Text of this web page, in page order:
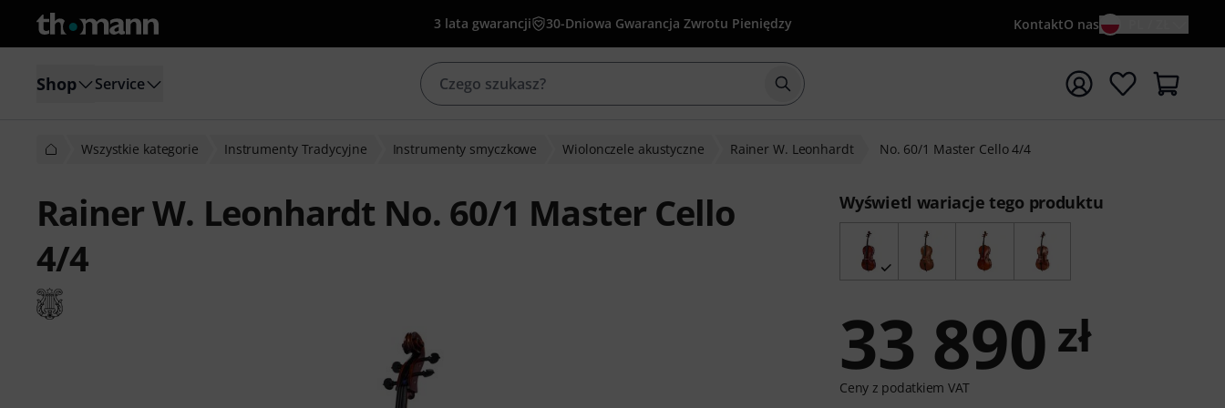
3 lata gwarancji 30-Dniowa Gwarancja Zwrotu Pieniędzy KontaktO nas
Shop Service Rozpocznij wyszukiwanie od słowa kluczowego {searchTerm}
Wszystkie kategorie Instrumenty Tradycyjne Instrumenty smyczkowe Wiolonczele akustyczne Rainer W. Leonhardt No. 60/1 Master Cello 4/4
Rainer W. Leonhardt No. 60/1 Master Cello
4/4
Wyświetl wariacje tego produktu
33 890 zł
Ceny z podatkiem VAT